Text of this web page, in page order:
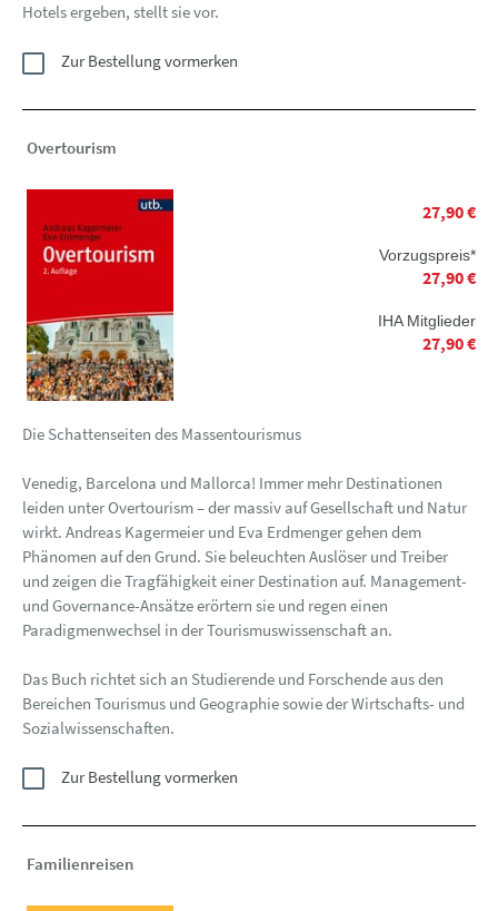
Hotels ergeben, stellt sie vor.
Zur Bestellung vormerken
Overtourism
27,90 €
Vorzugspreis*
27,90 €
IHA Mitglieder
27,90 €
Die Schattenseiten des Massentourismus
Venedig, Barcelona und Mallorca! Immer mehr Destinationen
leiden unter Overtourism – der massiv auf Gesellschaft und Natur
wirkt. Andreas Kagermeier und Eva Erdmenger gehen dem
Phänomen auf den Grund. Sie beleuchten Auslöser und Treiber
und zeigen die Tragfähigkeit einer Destination auf. Management-
und Governance-Ansätze erörtern sie und regen einen
Paradigmenwechsel in der Tourismuswissenschaft an.
Das Buch richtet sich an Studierende und Forschende aus den
Bereichen Tourismus und Geographie sowie der Wirtschafts- und
Sozialwissenschaften.
Zur Bestellung vormerken
Familienreisen